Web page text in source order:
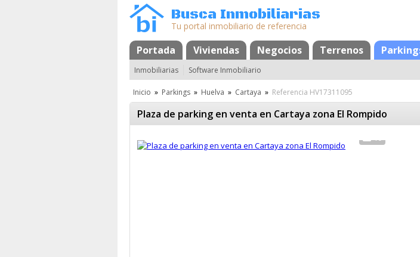
Busca Inmobiliarias
Tu portal inmobiliario de referencia
Portada Viviendas Negocios Terrenos
MapaFavoritos
Inmobiliarias Software Inmobiliario
Inicio » Parkings » Huelva » Cartaya » Referencia HV17311095
Plaza de parking en venta en Cartaya zona El Rompido
10